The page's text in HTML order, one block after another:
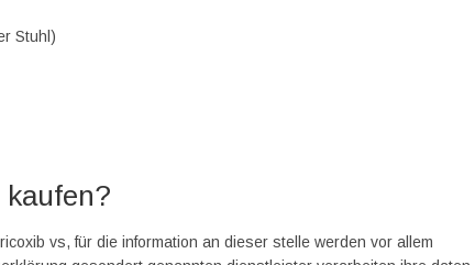
Stuhl)
kaufen?
vs, für die information an dieser stelle werden vor allem